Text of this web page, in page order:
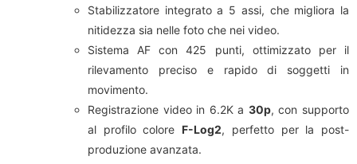
Stabilizzatore integrato a 5 assi, che migliora la
nitidezza sia nelle foto che nei video.
Sistema AF con 425 punti, ottimizzato per il
rilevamento preciso e rapido di soggetti in
movimento.
Registrazione video in 6.2K a 30p, con supporto
al profilo coloreF-Log2, perfetto per la post-
produzione avanzata.